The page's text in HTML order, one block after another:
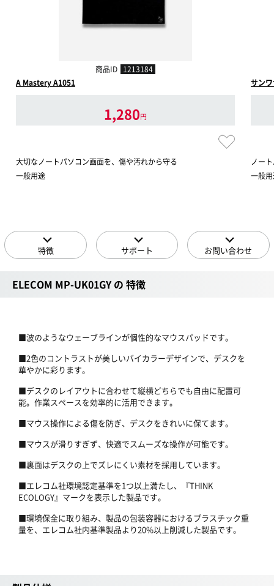
商品ID 1213184
A Mastery A1051
1,280円
大切なノートパソコン画面を、傷や汚れから守る
一般用途
サン
ノー
一般
特徴 サポート お問い合わせ
ELECOM MP-UK01GY の 特徴
■波のようなウェーブラインが個性的なマウスパッドです。
■2色のコントラストが美しいバイカラーデザインで、デスクを
華やかに彩ります。
■デスクのレイアウトに合わせて縦横どちらでも自由に配置可
能。作業スペースを効率的に活用できます。
■マウス操作による傷を防ぎ、デスクをきれいに保てます。
■マウスが滑りすぎず、快適でスムーズな操作が可能です。
■裏面はデスクの上でズレにくい素材を採用しています。
■エレコム社環境認定基準を1つ以上満たし、『THINK
ECOLOGY』マークを表示した製品です。
■環境保全に取り組み、製品の包装容器におけるプラスチック重
量を、エレコム社内基準製品より20%以上削減した製品です。